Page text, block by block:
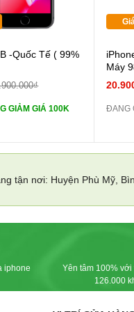
Cường lực 10D full
tai nghe iPhone 6S
Pin dự phòng và
-Quốc Tế ( 99%
GIẢM GIÁ 100K
Máy
ĐANG
tận nơi: Huyện Phù Mỹ,
iphone
Yên tâm 100%
126.000